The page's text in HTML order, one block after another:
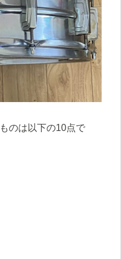
のは以下の10点で